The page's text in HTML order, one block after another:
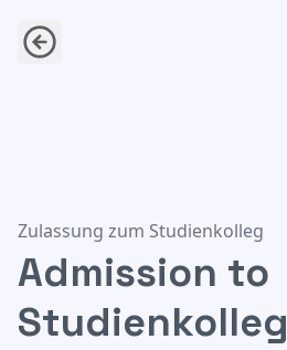
Admission to Studienkolleg
Zulassung zum Studienkolleg
Admission to
Studienkolleg